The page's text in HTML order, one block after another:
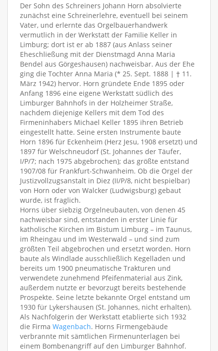
Der Sohn des Schreiners Johann Horn absolvierte
zunächst eine Schreinerlehre, eventuell bei seinem
Vater, und erlernte das Orgelbauerhandwerk
vermutlich in der Werkstatt der Familie Keller in
Limburg; dort ist er ab 1887 (aus Anlass seiner
Eheschließung mit der Dienstmagd Anna Maria
Bendel aus Görgeshausen) nachweisbar. Aus der Ehe
ging die Tochter Anna Maria (* 25. Sept. 1888 | † 11.
März 1942) hervor. Horn gründete Ende 1895 oder
Anfang 1896 eine eigene Werkstatt südlich des
Limburger Bahnhofs in der Holzheimer Straße,
nachdem diejenige Kellers mit dem Tod des
Firmeninhabers Michael Keller 1895 ihren Betrieb
eingestellt hatte. Seine ersten Instrumente baute
Horn 1896 für Eckenheim (Herz Jesu, 1908 ersetzt) und
1897 für Welschneudorf (St. Johannes der Täufer,
I/P/7; nach 1975 abgebrochen); das größte entstand
1907/08 für Frankfurt-Schwanheim. Ob die Orgel der
Justizvollzugsanstalt in Diez (II/P/8, nicht bespielbar)
von Horn oder von Walcker (Ludwigsburg) gebaut
wurde, ist fraglich.
Horns über siebzig Orgelneubauten, von denen 45
nachweisbar sind, entstanden in erster Linie für
katholische Kirchen im Bistum Limburg – im Taunus,
im Rheingau und im Westerwald – und sind zum
größten Teil abgebrochen und ersetzt worden. Horn
baute als Windlade ausschließlich Kegelladen und
bereits um 1900 pneumatische Trakturen und
verwendete zunehmend Pfeifenmaterial aus Zink,
außerdem nutzte er bevorzugt bereits bestehende
Prospekte. Seine letzte bekannte Orgel entstand um
1930 für Lykershausen (St. Johannes, nicht erhalten).
Als Nachfolgerin der Werkstatt etablierte sich 1932
die Firma Wagenbach. Horns Firmengebäude
verbrannte mit sämtlichen Firmenunterlagen bei
einem Bombenangriff auf den Limburger Bahnhof.